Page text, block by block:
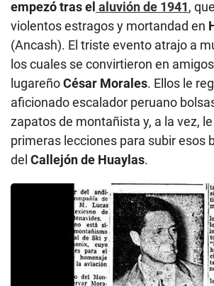
empezó tras el aluvión de 1941,
violentos estragos y mortandad en
(Ancash). El triste evento atrajo a
los cuales se convirtieron en
lugareñoCésar Morales. Ellos le
aficionado escalador peruano
zapatos de montañista y, a la vez,
primeras lecciones para subir esos
del Callejón de Huaylas.